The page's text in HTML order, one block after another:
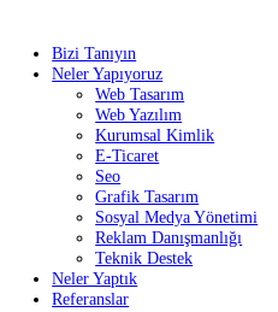
Bizi Tanıyın
Neler Yapıyoruz
Web Tasarım
Web Yazılım
Kurumsal Kimlik
E-Ticaret
Seo
Grafik Tasarım
Sosyal Medya Yönetimi